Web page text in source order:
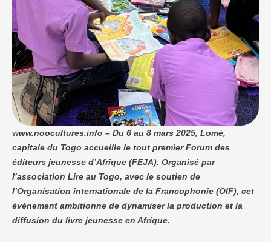
www.noocultures.info – Du 6 au 8 mars 2025, Lomé,
capitale du Togo accueille le tout premier Forum des
éditeurs jeunesse d’Afrique (FEJA). Organisé par
l’association Lire au Togo, avec le soutien de
l’Organisation internationale de la Francophonie (OIF), cet
événement ambitionne de dynamiser la production et la
diffusion du livre jeunesse en Afrique.